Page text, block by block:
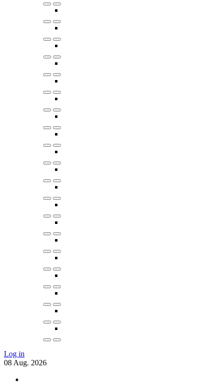
Log in
08 Aug. 2026